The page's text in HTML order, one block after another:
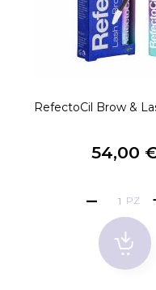
RefectoCil Brow &
54,00
PZ